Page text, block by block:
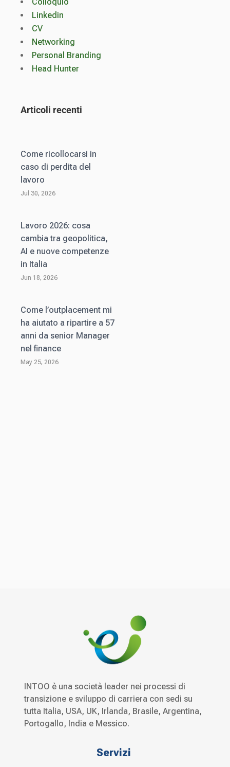
Linkedin
CV
Networking
Personal Branding
Head Hunter
Articoli recenti
Come ricollocarsi in
caso di perdita del
lavoro
Jul 30, 2026
Lavoro 2026: cosa
cambia tra geopolitica,
AI e nuove competenze
in Italia
Jun 18, 2026
Come l’outplacement mi
ha aiutato a ripartire a 57
anni da senior Manager
nel finance
May 25, 2026
INTOO è una società leader nei processi di
transizione e sviluppo di carriera con sedi su
tutta Italia, USA, UK, Irlanda, Brasile, Argentina,
Portogallo, India e Messico.
Servizi